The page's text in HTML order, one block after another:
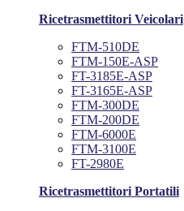
Ricetrasmettitori Veicolari
FTM-510DE
FTM-150E-ASP
FT-3185E-ASP
FT-3165E-ASP
FTM-300DE
FTM-200DE
FTM-6000E
FTM-3100E
FT-2980E
Ricetrasmettitori Portatili